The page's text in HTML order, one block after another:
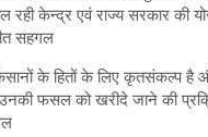
रही केन्द्र एवं राज्य सरकार की
सहगल
के हितों के लिए कृतसंकल्प है
फसल को खरीदे जाने की